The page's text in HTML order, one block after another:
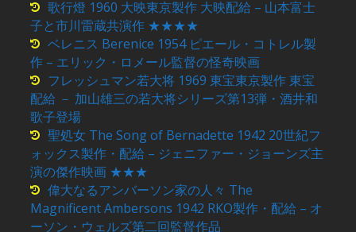
歌行燈 1960 大映東京製作 大映配給 – 山本富士
子と市川雷蔵共演作 ★★★★
ベレニス Berenice 1954 ピエール・コトレル製
作 – エリック・ロメール監督の怪奇映画
フレッシュマン若大将 1969 東宝東京製作 東宝
配給 － 加山雄三の若大将シリーズ第13弾・酒井和
歌子登場
聖処女 The Song of Bernadette 1942 20世紀フ
ォックス製作・配給 – ジェニファー・ジョーンズ主
演の傑作映画 ★★★
偉大なるアンバーソン家の人々 The
Magnificent Ambersons 1942 RKO製作・配給 – オ
ーソン・ウェルズ第二回監督作品